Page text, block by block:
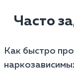
Часто
Как быстро